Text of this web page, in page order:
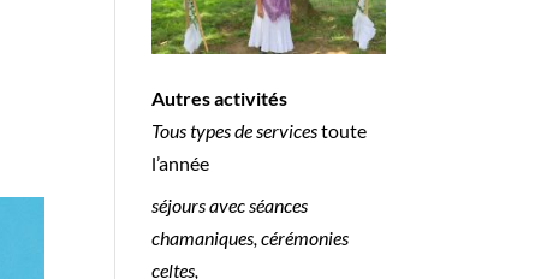
Autres activités
Tous types de servicestoute
l’année
séjours avec séances
chamaniques, cérémonies
celtes,